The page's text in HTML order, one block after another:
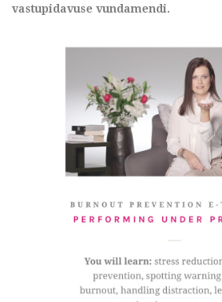
vastupidavuse vundamendi.